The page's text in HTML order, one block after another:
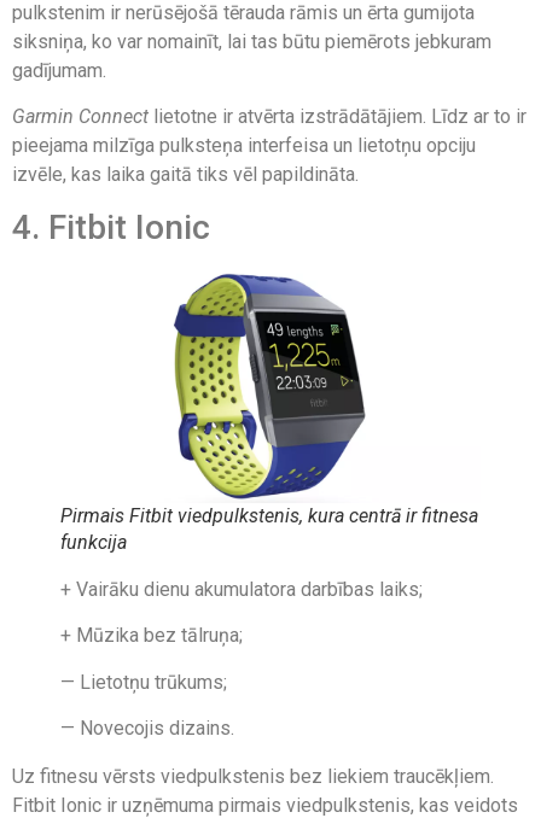
pulkstenim ir nerūsējošā tērauda rāmis un ērta gumijota
siksniņa, ko var nomainīt, lai tas būtu piemērots jebkuram
gadījumam.
Garmin Connect lietotne ir atvērta izstrādātājiem. Līdz ar to ir
pieejama milzīga pulksteņa interfeisa un lietotņu opciju
izvēle, kas laika gaitā tiks vēl papildināta.
4. Fitbit Ionic
Pirmais Fitbit viedpulkstenis, kura centrā ir fitnesa
funkcija
+ Vairāku dienu akumulatora darbības laiks;
+ Mūzika bez tālruņa;
— Lietotņu trūkums;
— Novecojis dizains.
Uz fitnesu vērsts viedpulkstenis bez liekiem traucēkļiem.
Fitbit Ionic ir uzņēmuma pirmais viedpulkstenis, kas veidots